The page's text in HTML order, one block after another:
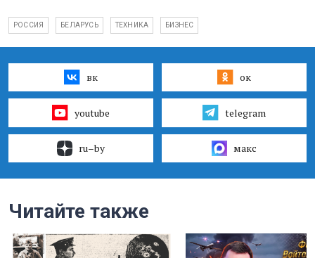
РОССИЯ БЕЛАРУСЬ ТЕХНИКА БИЗНЕС
вк ок
youtube telegram
ru–by макс
Читайте также